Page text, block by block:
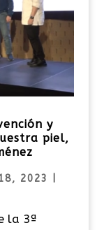
y
piel,
2023
la 3ª